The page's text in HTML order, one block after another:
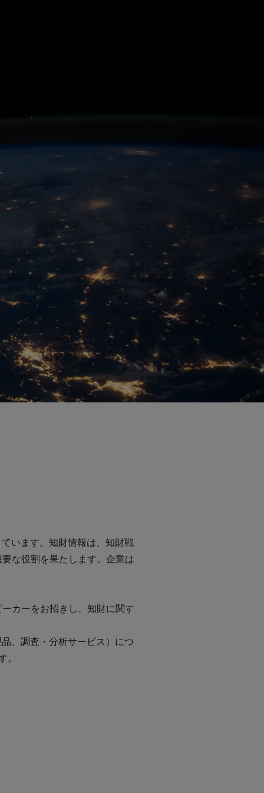
います。知財情報は、知財戦
な役割を果たします。企業は
カーをお招きし、知財に関す
、調査・分析サービス）につ
。